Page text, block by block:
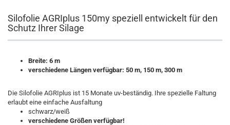
Silofolie AGRIplus 150my speziell entwickelt für den
Schutz Ihrer Silage
Breite: 6 m
verschiedene Längen verfügbar: 50 m, 150 m, 300 m
Die Silofolie AGRIplus ist 15 Monate uv-beständig. Ihre spezielle Faltung
erlaubt eine einfache Ausfaltung
schwarz/weiß
verschiedene Größen verfügbar!